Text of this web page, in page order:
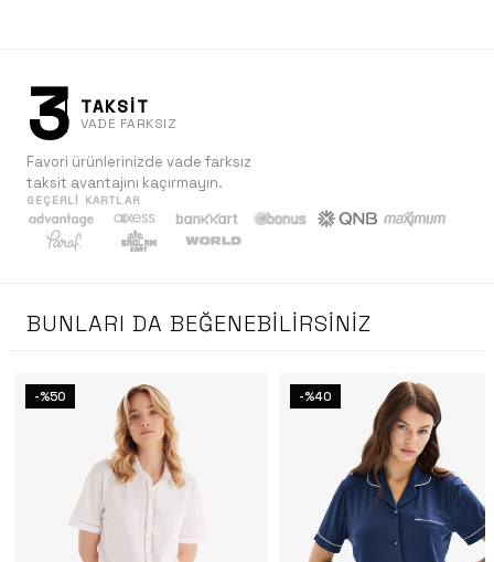
3 TAKSİT
VADE FARKSIZ
Favori ürünlerinizde vade farksız
taksit avantajını kaçırmayın.
GEÇERLI KARTLAR
BUNLARI DA BEĞENEBILIRSINIZ
-%50 -%40